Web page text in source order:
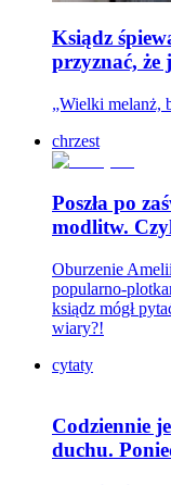
Ksiądz
przyznać, że
„Wielki melanż,
chrzest
Poszła po
modlitw.
Oburzenie
popularno-
ksiądz mógł
wiary?!
cytaty
Codziennie
duchu.